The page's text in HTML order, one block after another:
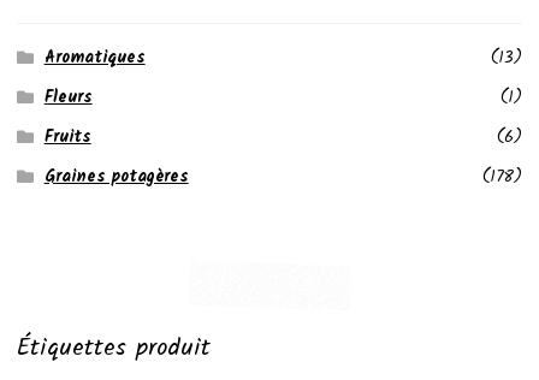
Aromatiques
(13)
Fleurs
(1)
Fruits
(6)
Graines potagères
(178)
Étiquettes produit